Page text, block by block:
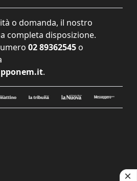
o domanda, il nostro
completa disposizione.
02 89362545 o
.